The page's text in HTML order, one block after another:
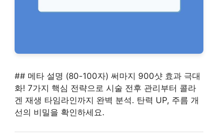
## 메타 설명 (80-100자) 써마지 900샷 효과 극대
화! 7가지 핵심 전략으로 시술 전후 관리부터 콜라
겐 재생 타임라인까지 완벽 분석. 탄력 UP, 주름 개
선의 비밀을 확인하세요.